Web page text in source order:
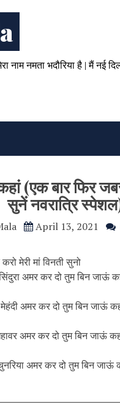
नाम नमता भदौरिया है |
(एक बार फिर
सुनें नवरात्रि
April 13, 2021
मेरी मां विनती सुनो
सिंदुरा अमर कर दो तुम बिन
मेहंदी अमर कर दो तुम बिन जाऊं
अमर कर दो तुम बिन जाऊं
अमर कर दो तुम बिन